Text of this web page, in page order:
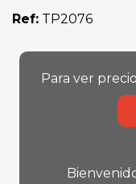
Ref: TP2076
Para ver